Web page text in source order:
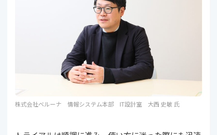
株式会社ベルーナ 情報システム本部 IT設計室 大西 史敏 氏